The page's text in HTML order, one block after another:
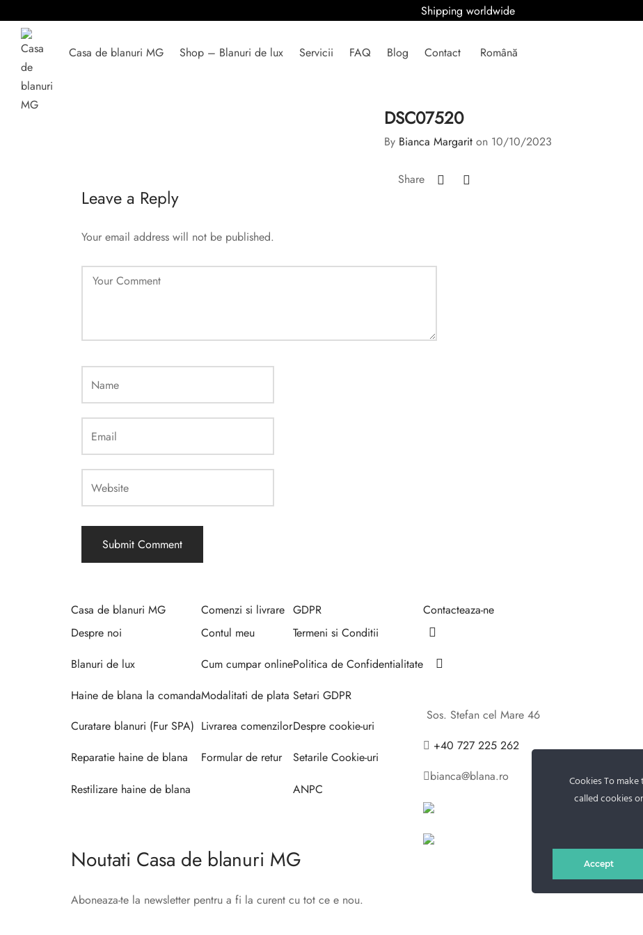
Shipping worldwide
Casa de blanuri MG Shop – Blanuri de lux Servicii FAQ Blog Contact Română
DSC07520
By Bianca Margariton 10/10/2023
Share
Leave a Reply
Your email address will not be published.
Casa de blanuri MG
Despre noi
Blanuri de lux
Haine de blana la comanda
Curatare blanuri (Fur SPA)
Reparatie haine de blana
Restilizare haine de blana
Comenzi si livrare
Contul meu
Cum cumpar online
Modalitati de plata
Livrarea comenzilor
Formular de retur
GDPR
Termeni si Conditii
Politica de Confidentialitate
Setari GDPR
Despre cookie-uri
Setarile Cookie-uri
ANPC
Contacteaza-ne
Sos. Stefan cel Mare 46
+40 727 225 262
bianca@blana.ro
Noutati Casa de blanuri MG
Aboneaza-te la newsletter pentru a fi la curent cu tot ce e nou.
Cookies To
called cookies
Accept